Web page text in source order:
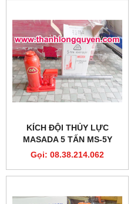
KÍCH ĐỘI THỦY LỰC
MASADA 5 TẤN MS-5Y
Gọi: 08.38.214.062